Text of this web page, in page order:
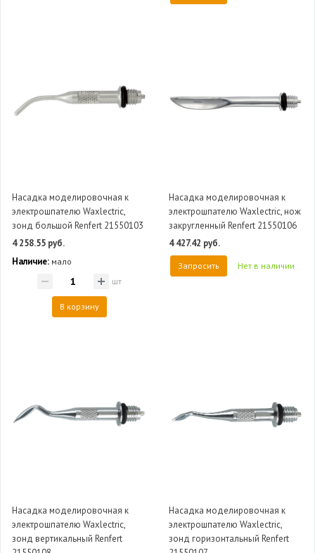
Насадка моделировочная к
электрошпателю Waxlectric,
зонд большой Renfert 21550103
4 258.55 руб.
Наличие: мало
шт
В корзину
Насадка моделировочная к
электрошпателю Waxlectric, нож
закругленный Renfert 21550106
4 427.42 руб.
Запросить Нет в наличии
Насадка моделировочная к
электрошпателю Waxlectric,
зонд вертикальный Renfert
Насадка моделировочная к
электрошпателю Waxlectric,
зонд горизонтальный Renfert